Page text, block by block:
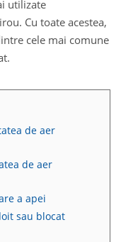
utilizate
Cu toate acestea,
cele mai comune
de aer
de aer
a apei
sau blocat